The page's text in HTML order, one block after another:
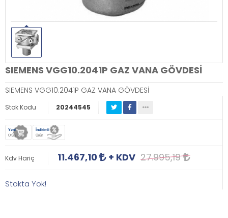
SIEMENS VGG10.2041P GAZ VANA GÖVDESİ
SIEMENS VGG10.2041P GAZ VANA GÖVDESİ
Stok Kodu 20244545
Yeni
Ürün
İndirimli
Ürün
Kdv Hariç 11.467,10 + KDV 27.995,19
Stokta Yok!